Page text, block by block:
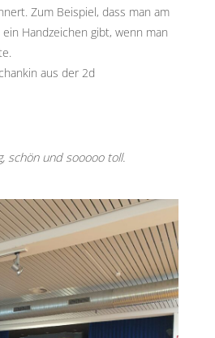
Zum Beispiel, dass man am
Handzeichen gibt, wenn man
aus der 2d
schön und sooooo toll.